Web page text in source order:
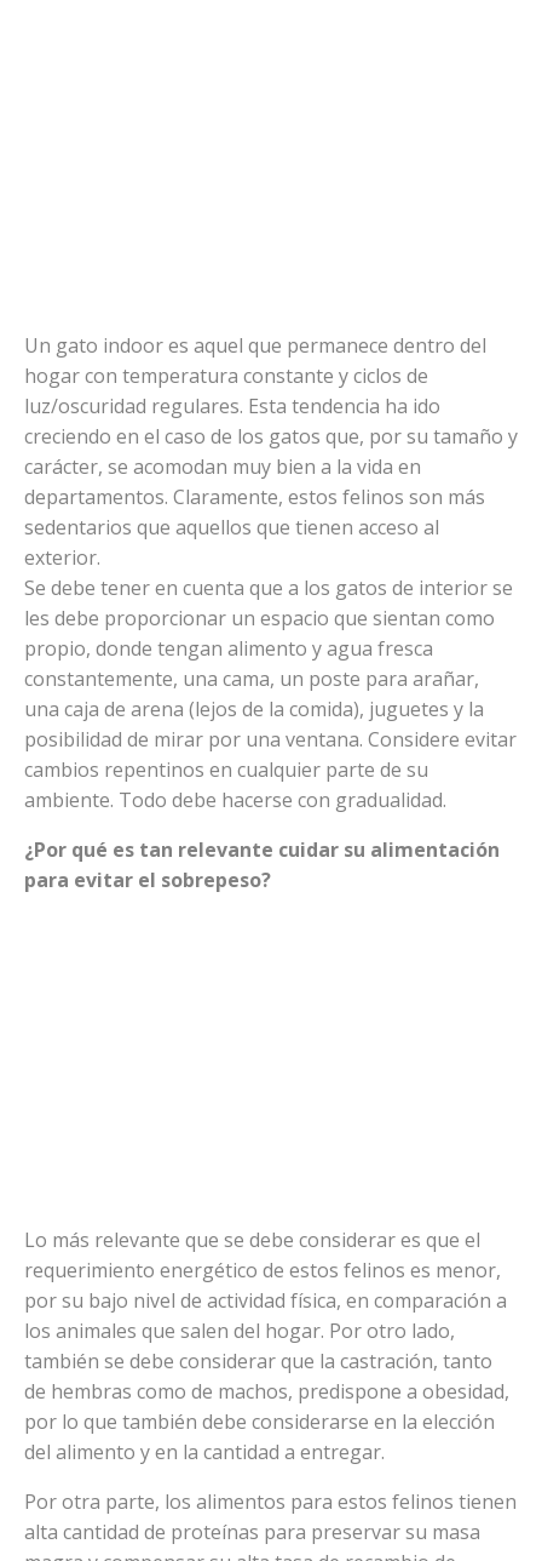
Un gato indoor es aquel que permanece dentro del
hogar con temperatura constante y ciclos de
luz/oscuridad regulares. Esta tendencia ha ido
creciendo en el caso de los gatos que, por su tamaño y
carácter, se acomodan muy bien a la vida en
departamentos. Claramente, estos felinos son más
sedentarios que aquellos que tienen acceso al
exterior.
Se debe tener en cuenta que a los gatos de interior se
les debe proporcionar un espacio que sientan como
propio, donde tengan alimento y agua fresca
constantemente, una cama, un poste para arañar,
una caja de arena (lejos de la comida), juguetes y la
posibilidad de mirar por una ventana. Considere evitar
cambios repentinos en cualquier parte de su
ambiente. Todo debe hacerse con gradualidad.
¿Por qué es tan relevante cuidar su alimentación
para evitar el sobrepeso?
Lo más relevante que se debe considerar es que el
requerimiento energético de estos felinos es menor,
por su bajo nivel de actividad física, en comparación a
los animales que salen del hogar. Por otro lado,
también se debe considerar que la castración, tanto
de hembras como de machos, predispone a obesidad,
por lo que también debe considerarse en la elección
del alimento y en la cantidad a entregar.
Por otra parte, los alimentos para estos felinos tienen
alta cantidad de proteínas para preservar su masa